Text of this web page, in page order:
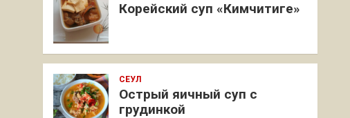
Корейский суп «Кимчитиге»
СЕУЛ
Острый яичный суп с
грудинкой